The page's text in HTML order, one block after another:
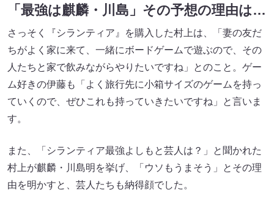
「最強は麒麟・川島」その予想の理由は…
さっそく『シランティア』を購入した村上は、「妻の友だ
ちがよく家に来て、一緒にボードゲームで遊ぶので、その
人たちと家で飲みながらやりたいですね」とのこと。ゲー
ム好きの伊藤も「よく旅行先に小箱サイズのゲームを持っ
ていくので、ぜひこれも持っていきたいですね」と言いま
す。
また、「シランティア最強よしもと芸人は？」と聞かれた
村上が麒麟・川島明を挙げ、「ウソもうまそう」とその理
由を明かすと、芸人たちも納得顔でした。